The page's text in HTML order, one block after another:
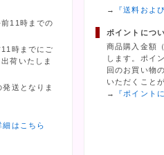
11時までの
時までにご
荷いたしま
送となりま
細はこちら
→
『送料およ
ポイントにつ
商品購入金額
します。ポイ
回のお買い物
いただくこと
→
『ポイント